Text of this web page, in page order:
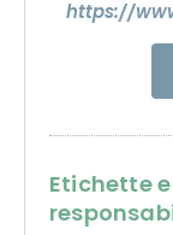
https://
Etichette